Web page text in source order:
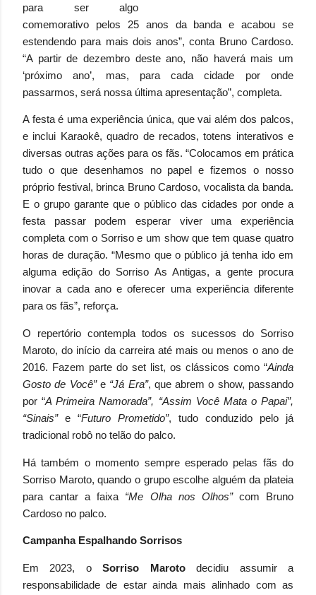
para ser algo
comemorativo pelos 25 anos da banda e acabou se
estendendo para mais dois anos”, conta Bruno Cardoso.
“A partir de dezembro deste ano, não haverá mais um
‘próximo ano’, mas, para cada cidade por onde
passarmos, será nossa última apresentação”, completa.
A festa é uma experiência única, que vai além dos palcos,
e inclui Karaokê, quadro de recados, totens interativos e
diversas outras ações para os fãs. “Colocamos em prática
tudo o que desenhamos no papel e fizemos o nosso
próprio festival, brinca Bruno Cardoso, vocalista da banda.
E o grupo garante que o público das cidades por onde a
festa passar podem esperar viver uma experiência
completa com o Sorriso e um show que tem quase quatro
horas de duração. “Mesmo que o público já tenha ido em
alguma edição do Sorriso As Antigas, a gente procura
inovar a cada ano e oferecer uma experiência diferente
para os fãs”, reforça.
O repertório contempla todos os sucessos do Sorriso
Maroto, do início da carreira até mais ou menos o ano de
2016. Fazem parte do set list, os clássicos como “Ainda
Gosto de Você”e “Já Era”, que abrem o show, passando
por “A Primeira Namorada”, “Assim Você Mata o Papai”,
“Sinais” e “Futuro Prometido”, tudo conduzido pelo já
tradicional robô no telão do palco.
Há também o momento sempre esperado pelas fãs do
Sorriso Maroto, quando o grupo escolhe alguém da plateia
para cantar a faixa “Me Olha nos Olhos”com Bruno
Cardoso no palco.
Campanha Espalhando Sorrisos
Em 2023, oSorriso Marotodecidiu assumir a
responsabilidade de estar ainda mais alinhado com as